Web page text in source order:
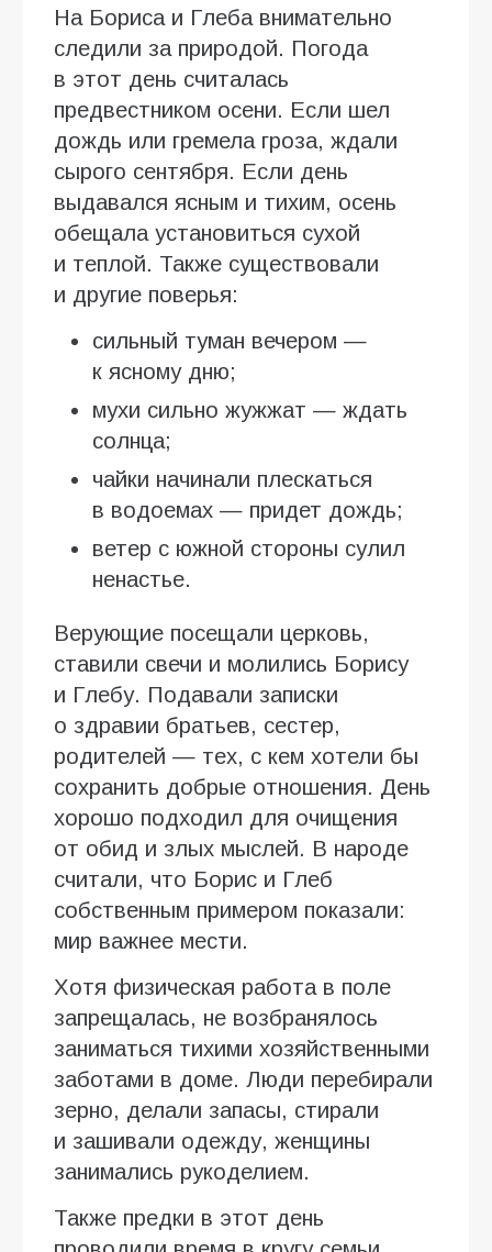
На Бориса и Глеба внимательно
следили за природой. Погода
в этот день считалась
предвестником осени. Если шел
дождь или гремела гроза, ждали
сырого сентября. Если день
выдавался ясным и тихим, осень
обещала установиться сухой
и теплой. Также существовали
и другие поверья:
сильный туман вечером —
к ясному дню;
мухи сильно жужжат — ждать
солнца;
чайки начинали плескаться
в водоемах — придет дождь;
ветер с южной стороны сулил
ненастье.
Верующие посещали церковь,
ставили свечи и молились Борису
и Глебу. Подавали записки
о здравии братьев, сестер,
родителей — тех, с кем хотели бы
сохранить добрые отношения. День
хорошо подходил для очищения
от обид и злых мыслей. В народе
считали, что Борис и Глеб
собственным примером показали:
мир важнее мести.
Хотя физическая работа в поле
запрещалась, не возбранялось
заниматься тихими хозяйственными
заботами в доме. Люди перебирали
зерно, делали запасы, стирали
и зашивали одежду, женщины
занимались рукоделием.
Также предки в этот день